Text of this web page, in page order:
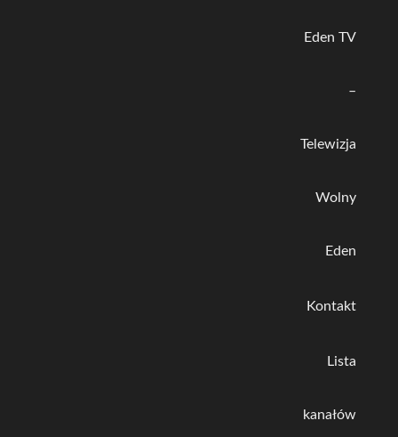
Eden TV
–
Telewizja
Wolny
Eden
Kontakt
Lista
kanałów